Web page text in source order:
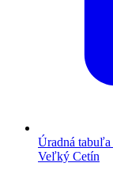
Úradná tabuľa
Veľký Cetín